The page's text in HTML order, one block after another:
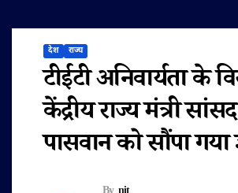
देश राज्य
टीईटी अनिवार्यता के
केंद्रीय राज्य मंत्री
पासवान को सौंपा गया